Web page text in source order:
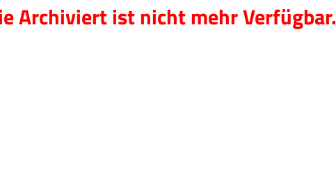
Archiviert ist nicht mehr Verfügbar.